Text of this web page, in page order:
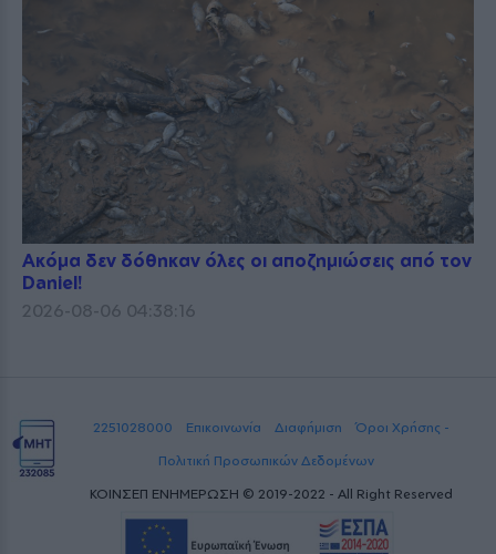
Ακόμα δεν δόθηκαν όλες οι αποζημιώσεις από τον
Daniel!
2026-08-06 04:38:16
2251028000 Επικοινωνία Διαφήμιση
Όροι Χρήσης -
Πολιτική Προσωπικών Δεδομένων
ΚΟΙΝΣΕΠ ΕΝΗΜΕΡΩΣΗ © 2019-2022 - All Right Reserved